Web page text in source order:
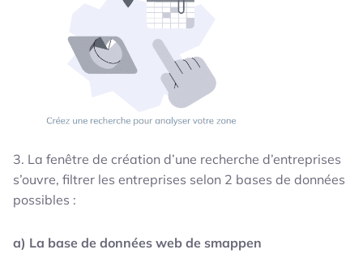
3. La fenêtre de création d’une recherche d’entreprises
s’ouvre, filtrer les entreprises selon 2 bases de données
possibles :
a) La base de données web de smappen